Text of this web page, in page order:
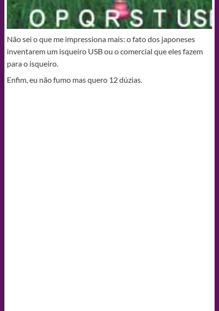
Não sei o que me impressiona mais: o fato dos japoneses
inventarem um isqueiro USB ou o comercial que eles fazem
para o isqueiro.
Enfim, eu não fumo mas quero 12 dúzias.